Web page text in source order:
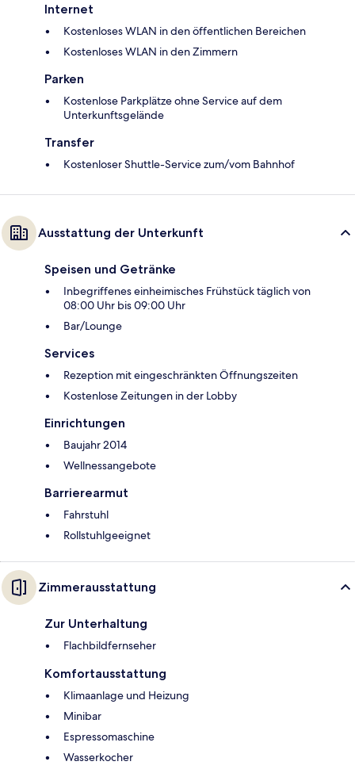
Internet
Kostenloses WLAN in den öffentlichen Bereichen
Kostenloses WLAN in den Zimmern
Parken
Kostenlose Parkplätze ohne Service auf dem
Unterkunftsgelände
Transfer
Kostenloser Shuttle-Service zum/vom Bahnhof
Ausstattung der Unterkunft
Speisen und Getränke
Inbegriffenes einheimisches Frühstück täglich von
08:00 Uhr bis 09:00 Uhr
Bar/Lounge
Services
Rezeption mit eingeschränkten Öffnungszeiten
Kostenlose Zeitungen in der Lobby
Einrichtungen
Baujahr 2014
Wellnessangebote
Barrierearmut
Fahrstuhl
Rollstuhlgeeignet
Zimmerausstattung
Zur Unterhaltung
Flachbildfernseher
Komfortausstattung
Klimaanlage und Heizung
Minibar
Espressomaschine
Wasserkocher